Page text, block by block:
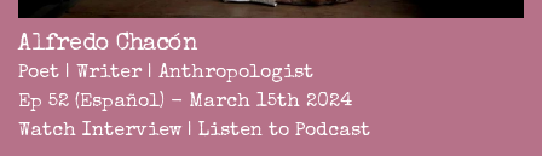
Alfredo Chacón
Poet | Writer | Anthropologist
Ep 52 (Español) - March 15th 2024
Watch Interview | Listen to Podcast